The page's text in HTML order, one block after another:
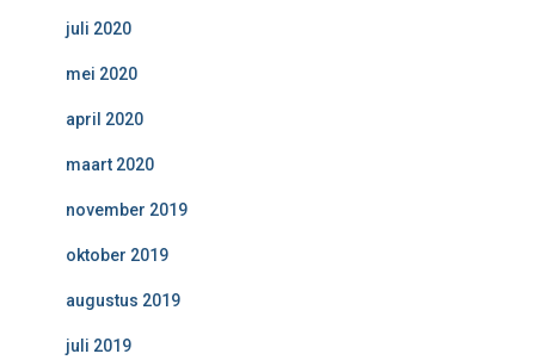
juli 2020
mei 2020
april 2020
maart 2020
november 2019
oktober 2019
augustus 2019
juli 2019